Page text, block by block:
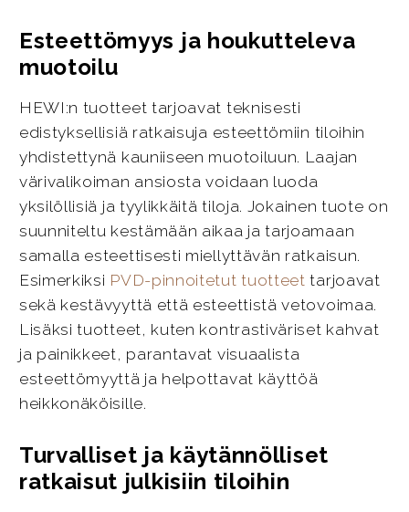
Esteettömyys ja houkutteleva
muotoilu
HEWI:n tuotteet tarjoavat teknisesti
edistyksellisiä ratkaisuja esteettömiin tiloihin
yhdistettynä kauniiseen muotoiluun. Laajan
värivalikoiman ansiosta voidaan luoda
yksilöllisiä ja tyylikkäitä tiloja. Jokainen tuote on
suunniteltu kestämään aikaa ja tarjoamaan
samalla esteettisesti miellyttävän ratkaisun.
Esimerkiksi PVD-pinnoitetut tuotteet tarjoavat
sekä kestävyyttä että esteettistä vetovoimaa.
Lisäksi tuotteet, kuten kontrastiväriset kahvat
ja painikkeet, parantavat visuaalista
esteettömyyttä ja helpottavat käyttöä
heikkonäköisille.
Turvalliset ja käytännölliset
ratkaisut julkisiin tiloihin